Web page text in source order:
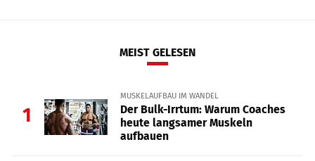
MEIST GELESEN
1
MUSKELAUFBAU IM WANDEL
Der Bulk-Irrtum: Warum Coaches
heute langsamer Muskeln
aufbauen